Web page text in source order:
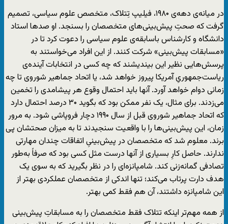
در میانه‌ی دهه‌ی ۱۹۸۰، فیلیپ تِتلاک، متخصص علوم سیاسی، تصمیم
گرفت که صحتِ پیش‌بینی‌های متخصصان را بسنجد. او صدها استاد
دانشگاه و کارشناس باسابقه‌ی علوم سیاسی را دعوت کرد تا در
«مسابقات پیش‌بینی» شرکت کنند. از این افراد می‌خواستند به
پرسش‌هایی نظیر این بیندیشند که چه کسی در انتخابات آینده‌ی
ریاست‌جمهوریِ آمریکا پیروز خواهد شد، یا اتحاد جماهیر شوروی تا چه
زمانی دوام خواهد آورد. آنها باید احتمال وقوع هر پیشامدی را تخمین
می‌زدند. برای مثال، یک نفر ممکن بود که بگوید ۳۰ درصد احتمال دارد
که اتحاد جماهیر شوروی قبل از سال ۱۹۹۰ دچار فروپاشی شود. به مرور
زمان، این پیش‌بینی‌ها را با واقعیت ‌سنجیدند تا به میزان صحتشان پی
برند. معلوم شد که متخصصان در پیش‌بینیِ اتفاقات چندان مهارتی
ندارند. حاصل کارِ بسیاری از آنها درست مثل کسی بود که صرفاً به‌طور
تصادفی گمانه‌زنی کند. شامپانزه‌ای را در نظر بگیرید که به سوی یک
هدف دارت پرتاب می‌کند؛ تنها اندکی از متخصصان عملکردی بهتر از
این شامپانزه داشتند، آن هم فقط کمی بهتر.
از همه مهم‌تر اینکه تتلاک فقط متخصصان را به مسابقاتِ پیش‌بینی